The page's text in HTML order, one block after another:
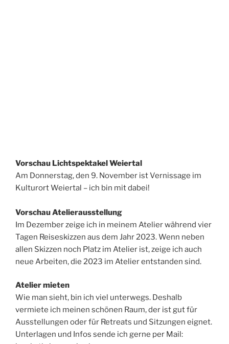
Vorschau Lichtspektakel Weiertal
Am Donnerstag, den 9. November ist Vernissage im
Kulturort Weiertal – ich bin mit dabei!
Vorschau Atelierausstellung
Im Dezember zeige ich in meinem Atelier während vier
Tagen Reiseskizzen aus dem Jahr 2023. Wenn neben
allen Skizzen noch Platz im Atelier ist, zeige ich auch
neue Arbeiten, die 2023 im Atelier entstanden sind.
Atelier mieten
Wie man sieht, bin ich viel unterwegs. Deshalb
vermiete ich meinen schönen Raum, der ist gut für
Ausstellungen oder für Retreats und Sitzungen eignet.
Unterlagen und Infos sende ich gerne per Mail: